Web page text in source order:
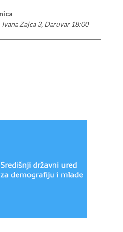
Zajca 3, Daruvar 18:00